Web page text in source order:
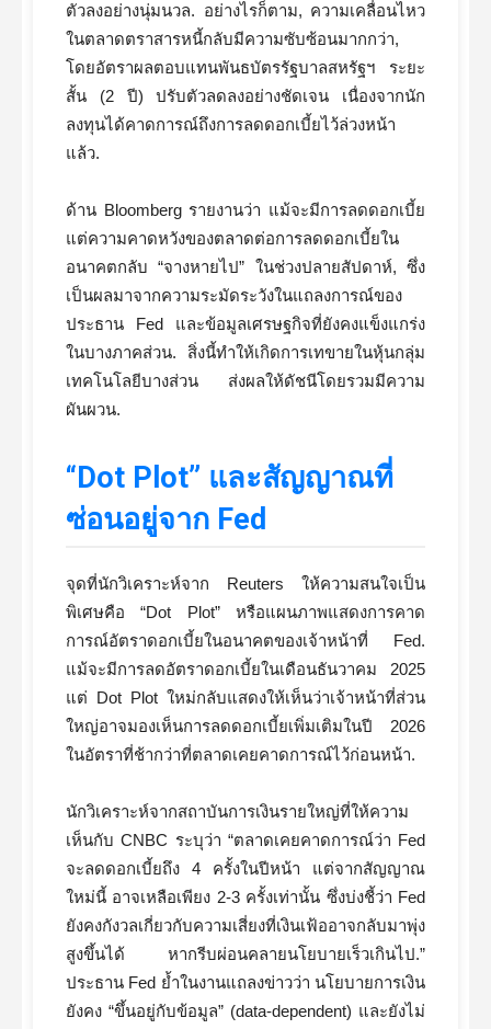
ตัวลงอย่างนุ่มนวล. อย่างไรก็ตาม, ความเคลื่อนไหว
ในตลาดตราสารหนี้กลับมีความซับซ้อนมากกว่า,
โดยอัตราผลตอบแทนพันธบัตรรัฐบาลสหรัฐฯ ระยะ
สั้น (2 ปี) ปรับตัวลดลงอย่างชัดเจน เนื่องจากนัก
ลงทุนได้คาดการณ์ถึงการลดดอกเบี้ยไว้ล่วงหน้า
แล้ว.
ด้าน Bloomberg รายงานว่า แม้จะมีการลดดอกเบี้ย
แต่ความคาดหวังของตลาดต่อการลดดอกเบี้ยใน
อนาคตกลับ “จางหายไป” ในช่วงปลายสัปดาห์, ซึ่ง
เป็นผลมาจากความระมัดระวังในแถลงการณ์ของ
ประธาน Fed และข้อมูลเศรษฐกิจที่ยังคงแข็งแกร่ง
ในบางภาคส่วน. สิ่งนี้ทำให้เกิดการเทขายในหุ้นกลุ่ม
เทคโนโลยีบางส่วน ส่งผลให้ดัชนีโดยรวมมีความ
ผันผวน.
“Dot Plot” และสัญญาณที่
ซ่อนอยู่จาก Fed
จุดที่นักวิเคราะห์จาก Reuters ให้ความสนใจเป็น
พิเศษคือ “Dot Plot” หรือแผนภาพแสดงการคาด
การณ์อัตราดอกเบี้ยในอนาคตของเจ้าหน้าที่ Fed.
แม้จะมีการลดอัตราดอกเบี้ยในเดือนธันวาคม 2025
แต่ Dot Plot ใหม่กลับแสดงให้เห็นว่าเจ้าหน้าที่ส่วน
ใหญ่อาจมองเห็นการลดดอกเบี้ยเพิ่มเติมในปี 2026
ในอัตราที่ช้ากว่าที่ตลาดเคยคาดการณ์ไว้ก่อนหน้า.
นักวิเคราะห์จากสถาบันการเงินรายใหญ่ที่ให้ความ
เห็นกับ CNBC ระบุว่า “ตลาดเคยคาดการณ์ว่า Fed
จะลดดอกเบี้ยถึง 4 ครั้งในปีหน้า แต่จากสัญญาณ
ใหม่นี้ อาจเหลือเพียง 2-3 ครั้งเท่านั้น ซึ่งบ่งชี้ว่า Fed
ยังคงกังวลเกี่ยวกับความเสี่ยงที่เงินเฟ้ออาจกลับมาพุ่ง
สูงขึ้นได้ หากรีบผ่อนคลายนโยบายเร็วเกินไป.”
ประธาน Fed ย้ำในงานแถลงข่าวว่า นโยบายการเงิน
ยังคง “ขึ้นอยู่กับข้อมูล” (data-dependent) และยังไม่